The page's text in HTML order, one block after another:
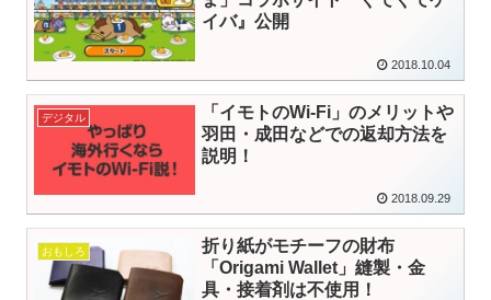
イバ』公開
2018.10.04
デジタル
「イモトのWi-Fi」のメリットや
羽田・成田などでの返却方法を
説明！
2018.09.29
おもしろ
折り紙がモチーフの財布
「Origami Wallet」縫製・金
具・接着剤は不使用！